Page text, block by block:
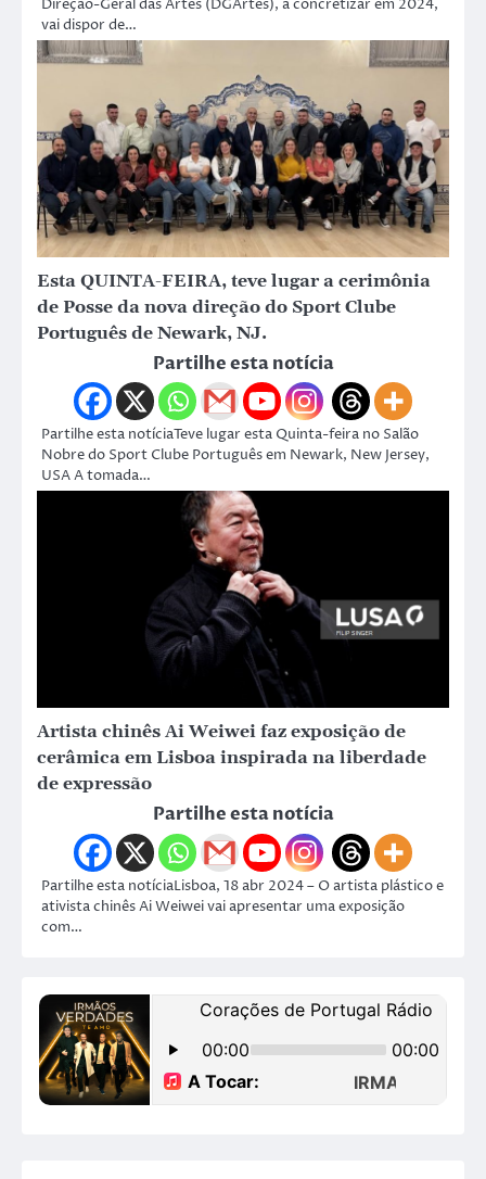
vai dispor de…
Esta QUINTA-FEIRA, teve lugar a cerimônia
de Posse da nova direção do Sport Clube
Português de Newark, NJ.
Partilhe esta notícia
Partilhe esta notíciaTeve lugar esta Quinta-feira no Salão
Nobre do Sport Clube Português em Newark, New Jersey,
USA A tomada…
Artista chinês Ai Weiwei faz exposição de
cerâmica em Lisboa inspirada na liberdade
de expressão
Partilhe esta notícia
Partilhe esta notíciaLisboa, 18 abr 2024 – O artista plástico e
ativista chinês Ai Weiwei vai apresentar uma exposição
com…